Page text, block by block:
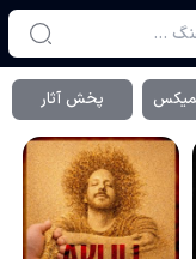
پخش آثار